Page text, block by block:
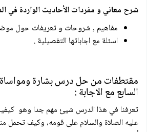
شرح معاني و مفردات الأحاديث الواردة في
مفاهيم , شروحات و تعريفات حول
اسئلة مع اجاباتها التفصيلية .
مقتطفات من حل درس بشارة
السابع مع الاجابة :
تعرفنا في هذا الدرس شيئ مهم جدا وهو
عليه الصلاة والسلام على قومه، وكيف تحمل